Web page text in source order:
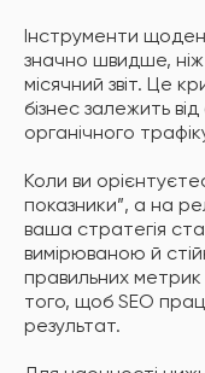
Інструменти
значно швидше,
місячний звіт. Це
бізнес залежить
органічного
Коли ви
показники”, а на
ваша стратегія
вимірюваною й
правильних
того, щоб SEO
результат.